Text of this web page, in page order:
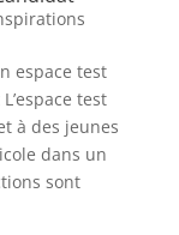
espace test
test
à des jeunes
dans un
sont